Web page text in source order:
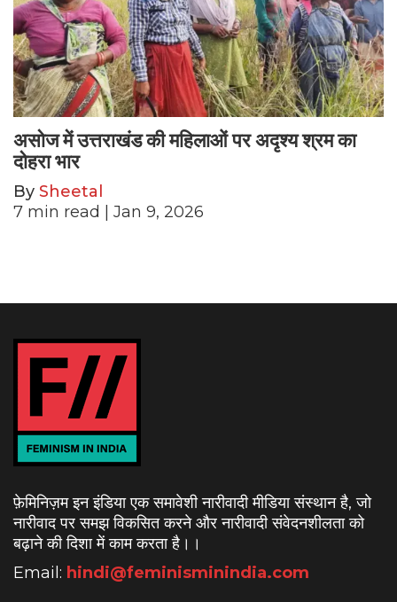
असोज में उत्तराखंड की महिलाओं पर अदृश्य श्रम का
दोहरा भार
By Sheetal
7 min read | Jan 9, 2026
फ़ेमिनिज़म इन इंडिया एक समावेशी नारीवादी मीडिया संस्थान है, जो
नारीवाद पर समझ विकसित करने और नारीवादी संवेदनशीलता को
बढ़ाने की दिशा में काम करता है। ।
Email: hindi@feminisminindia.com